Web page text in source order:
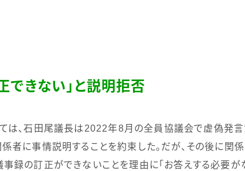
できない」と説明拒否
は、石田尾議長は2022年8月の全員協議会で虚偽発言
者に事情説明することを約束した。だが、その後に関
録の訂正ができないことを理由に「お答えする必要が